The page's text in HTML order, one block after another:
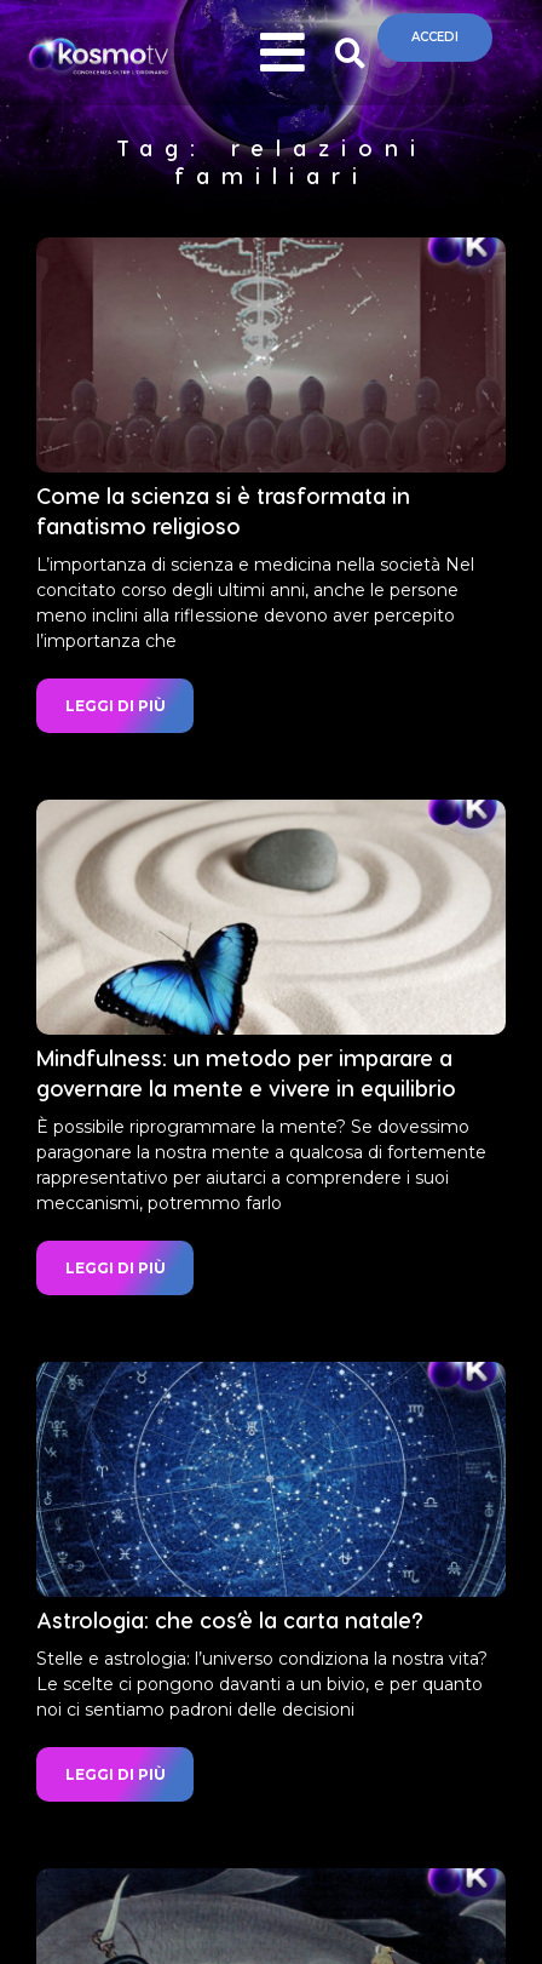
ACCEDI
Tag: relazioni
familiari
Come la scienza si è trasformata in
fanatismo religioso
L’importanza di scienza e medicina nella società Nel
concitato corso degli ultimi anni, anche le persone
meno inclini alla riflessione devono aver percepito
l’importanza che
LEGGI DI PIÙ
Mindfulness: un metodo per imparare a
governare la mente e vivere in equilibrio
È possibile riprogrammare la mente? Se dovessimo
paragonare la nostra mente a qualcosa di fortemente
rappresentativo per aiutarci a comprendere i suoi
meccanismi, potremmo farlo
LEGGI DI PIÙ
Astrologia: che cos’è la carta natale?
Stelle e astrologia: l’universo condiziona la nostra vita?
Le scelte ci pongono davanti a un bivio, e per quanto
noi ci sentiamo padroni delle decisioni
LEGGI DI PIÙ